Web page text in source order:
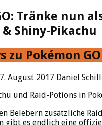
Tränke nun
Shiny-Pikachu
zu Pokémon GO
August 2017 Daniel
Belebern zusätzliche
gibt es endlich eine